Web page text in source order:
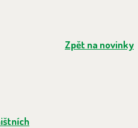
Zpět na novinky